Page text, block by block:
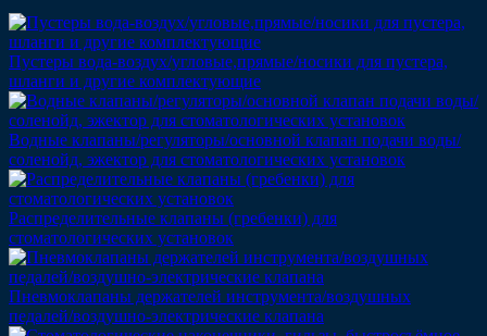
Пустеры вода-воздух/угловые,прямые/носики для пустера,
шланги и другие комплектующие
Водные клапаны/регуляторы/основной клапан подачи воды/
соленойд, эжектор для стоматологических установок
Распределительные клапаны (гребенки) для
стоматологических установок
Пневмоклапаны держателей инструмента/воздушных
педалей/воздушно-электрические клапана